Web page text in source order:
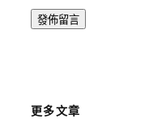
更多文章